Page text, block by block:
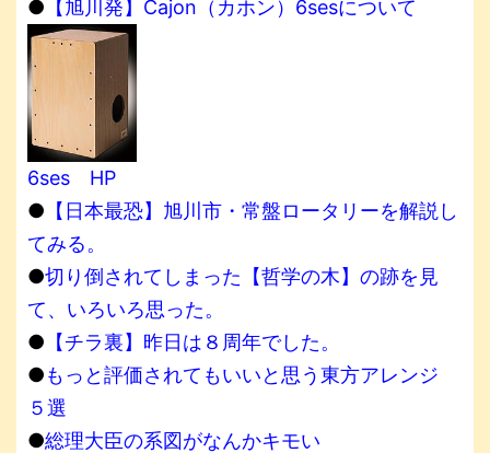
● 【旭川発】Cajon（カホン）6sesについて
6ses HP
● 【日本最恐】旭川市・常盤ロータリーを解説し
てみる。
●切り倒されてしまった【哲学の木】の跡を見
て、いろいろ思った。
● 【チラ裏】昨日は８周年でした。
●もっと評価されてもいいと思う東方アレンジ
５選
●総理大臣の系図がなんかキモい